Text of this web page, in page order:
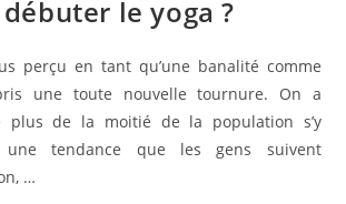
le yoga ?
perçu en tant qu’une banalité comme
une toute nouvelle tournure. On a
plus de la moitié de la population s’y
une tendance que les gens suivent
…